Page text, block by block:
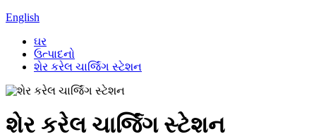
English
ઘર
ઉત્પાદનો
શેર કરેલ ચાર્જિંગ સ્ટેશન
શેર કરેલ ચાર્જિંગ સ્ટેશન